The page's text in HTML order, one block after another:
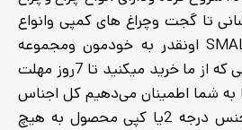
تا گجت وچراغ های کمپی وانواع
چراغ قوه مارک SMALLSUN اونقدر به خودمون ومجموعه
اعتماد داریم که هر کالایی که از ما خرید میکنید تا 7روز مهلت
به شما اطمینان می‌دهیم کل اجناس
ما اورجینال بوده و از جنس درجه 2یا کپی محصول به هیچ